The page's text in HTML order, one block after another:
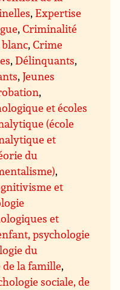
,Expertise
,Criminalité
,Crime
,Délinquants,
,Jeunes
,
et écoles
(école
et
du
,
et
et
psychologie
du
la famille,
sociale, de